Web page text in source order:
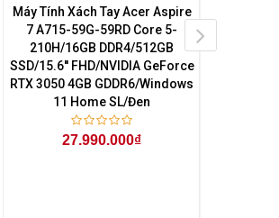
Máy Tính Xách Tay Acer Aspire
7 A715-59G-59RD Core 5-
210H/16GB DDR4/512GB
SSD/15.6'' FHD/NVIDIA GeForce
RTX 3050 4GB GDDR6/Windows
11 Home SL/Đen
27.990.000₫